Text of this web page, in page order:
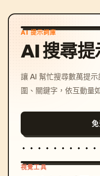
AI 提示詞庫
AI 搜尋提
讓 AI 幫忙搜尋數萬提
圍、關鍵字，依互動量
視覺工具